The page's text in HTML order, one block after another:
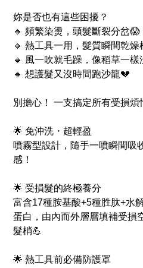
妳是否也有這些困擾？
🔸 頻繁染燙，頭髮斷裂分岔😱
🔸 熱工具一用，髮質瞬間乾燥
🔸 風一吹就毛躁，像稻草一
🔸 想護髮又沒時間跑沙龍💔
別擔心！ 一支搞定所有受損煩
🌟 免沖洗・超輕盈
噴霧型設計，隨手一噴瞬間吸
感！
🌟 受損髮的終極養分
富含17種胺基酸+5種胜肽+水
蛋白，由內而外層層填補受損
髮梢💪
🌟 熱工具前必備防護罩